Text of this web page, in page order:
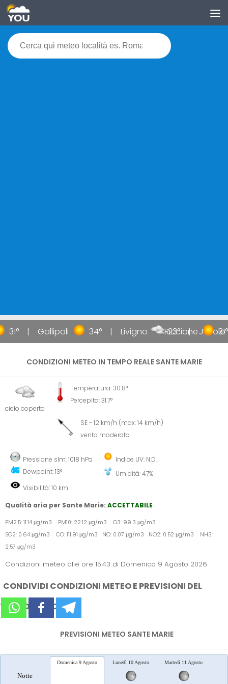
31° Gallipoli 34° Livigno 23° Jesolo
Riccione 31°
CONDIZIONI METEO IN TEMPO REALE SANTE MARIE
cielo coperto
Temperatura: 30.8°
Percepita: 31.7°
SE - 12 km/h (max: 14 km/h)
vento moderato
Pressione slm: 1018 hPa
Dewpoint: 13°
Indice UV: N.D.
Umidità: 47%
Visibilità: 10 km
Qualità aria per Sante Marie: ACCETTABILE
PM2.5: 11.14 μg/m3 PM10: 22.12 μg/m3 O3: 99.3 μg/m3
SO2: 0.64 μg/m3 CO: 111.91 μg/m3 NO: 0.07 μg/m3 NO2: 0.52 μg/m3 NH3:
2.57 μg/m3
Condizioni meteo alle ore 15:43 di Domenica 9 Agosto 2026
CONDIVIDI CONDIZIONI METEO E PREVISIONI DEL
TEMPO SUI SOCIAL
PREVISIONI METEO SANTE MARIE
Notte
Domenica 9 Agosto Lunedì 10 Agosto Martedì 11 Agosto